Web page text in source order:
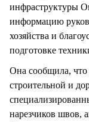
инфраструктуры
информацию
хозяйства и
подготовке
Она сообщила,
строительной и
нарезчиков швов,